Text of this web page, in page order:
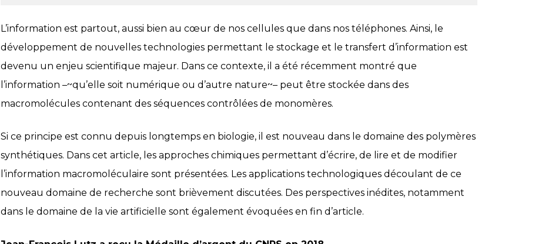
L’information est partout, aussi bien au cœur de nos cellules que dans nos téléphones. Ainsi, le
développement de nouvelles technologies permettant le stockage et le transfert d’information est
devenu un enjeu scientifique majeur. Dans ce contexte, il a été récemment montré que
l’information –~qu’elle soit numérique ou d’autre nature~– peut être stockée dans des
macromolécules contenant des séquences contrôlées de monomères.
Si ce principe est connu depuis longtemps en biologie, il est nouveau dans le domaine des polymères
synthétiques. Dans cet article, les approches chimiques permettant d’écrire, de lire et de modifier
l’information macromoléculaire sont présentées. Les applications technologiques découlant de ce
nouveau domaine de recherche sont brièvement discutées. Des perspectives inédites, notamment
dans le domaine de la vie artificielle sont également évoquées en fin d’article.